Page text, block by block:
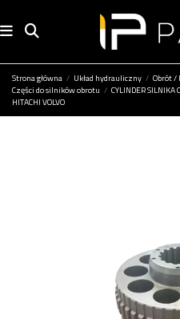
Strona główna Układ hydrauliczny Obrót /
Części do silników obrotu
CYLINDER
HITACHI VOLVO